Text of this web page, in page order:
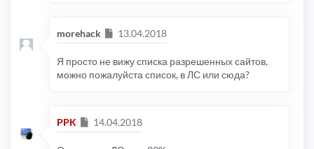
morehack Сообщение
13.04.2018
Я просто не вижу списка разрешенных сайтов,
можно пожалуйста список, в ЛС или сюда?
PPK Сообщение
14.04.2018